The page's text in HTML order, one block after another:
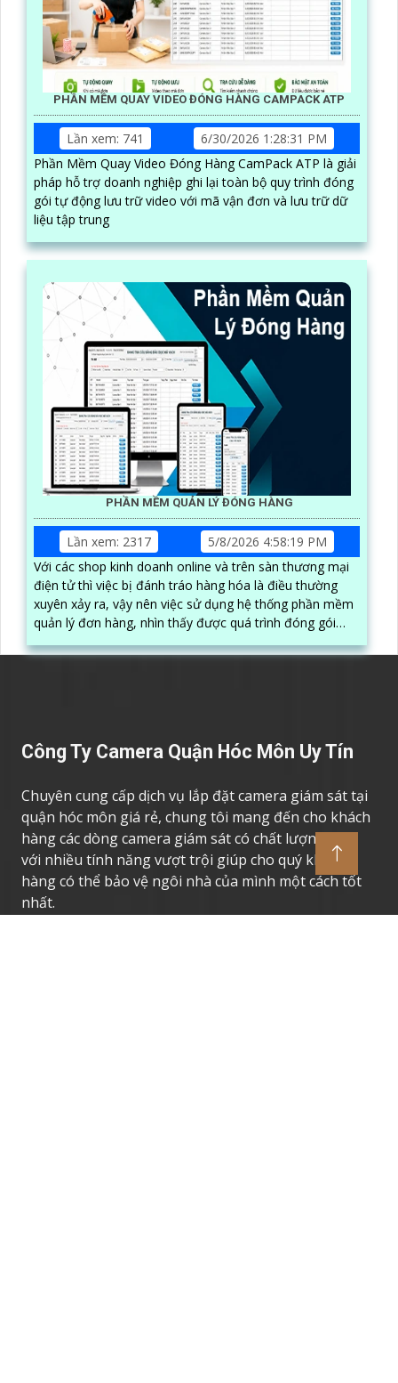
PHẦN MỀM QUAY VIDEO ĐÓNG HÀNG CAMPACK ATP
Lần xem: 741
6/30/2026 1:28:31 PM
Phần Mềm Quay Video Đóng Hàng CamPack ATP là giải
pháp hỗ trợ doanh nghiệp ghi lại toàn bộ quy trình đóng
gói tự động lưu trữ video với mã vận đơn và lưu trữ dữ
liệu tập trung
PHẦN MỀM QUẢN LÝ ĐÓNG HÀNG
Lần xem: 2317
5/8/2026 4:58:19 PM
Với các shop kinh doanh online và trên sàn thương mại
điện tử thì việc bị đánh tráo hàng hóa là điều thường
xuyên xảy ra, vậy nên việc sử dụng hệ thống phần mềm
quản lý đơn hàng, nhìn thấy được quá trình đóng gói
hàng hóa, kèm theo đấy là quy trình đóng gói cũng
được ghi lại một cách dễ dàng
Công Ty Camera Quận Hóc Môn Uy Tín
Chuyên cung cấp dịch vụ lắp đặt camera giám sát tại
quận hóc môn giá rẻ, chung tôi mang đến cho khách
hàng các dòng camera giám sát có chất lượng cao,
với nhiều tính năng vượt trội giúp cho quý khách
hàng có thể bảo vệ ngôi nhà của mình một cách tốt
nhất.